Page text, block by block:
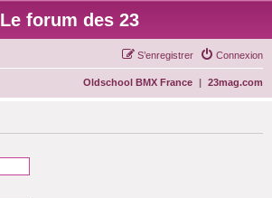
Le forum des 23
Connexion
S’enregistrer
23mag.com
|
Oldschool BMX France